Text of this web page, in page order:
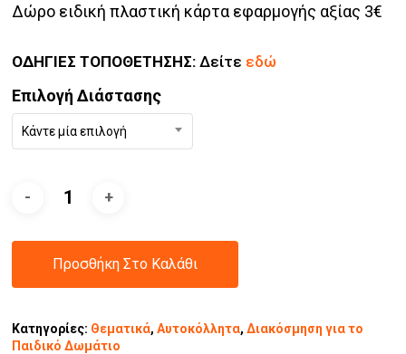
Δώρο ειδική πλαστική κάρτα εφαρμογής αξίας 3€
ΟΔΗΓΙΕΣ ΤΟΠΟΘΕΤΗΣΗΣ: Δείτε εδώ
Επιλογή Διάστασης
Κάντε μία επιλογή
Προσθήκη Στο Καλάθι
Κατηγορίες: Θεματικά,Αυτοκόλλητα,Διακόσμηση για το
Παιδικό Δωμάτιο